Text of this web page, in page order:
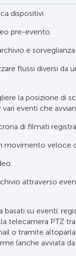
dispositivi.
pre-evento.
e
flussi diversi da
la posizione di
eventi che
di filmati
movimento veloce
attraverso
basati su eventi:
telecamera PTZ
o tramite
(anche avviata